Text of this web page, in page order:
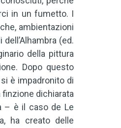
in un fumetto. I
ambientazioni
(ed.
della pittura
Dopo questo
è impadronito di
dichiarata
– è il caso de Le
ha creato delle